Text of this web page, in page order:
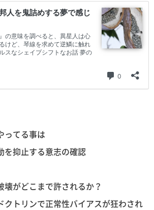
ってる事は
を抑止する意志の確認
がどこまで許されるか？
クトリンで正常性バイアスが狂わされ